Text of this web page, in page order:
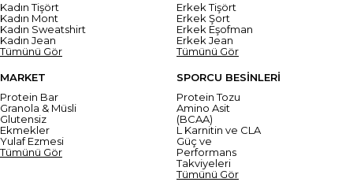
Kadın Tişört
Kadın Mont
Kadın Sweatshirt
Kadın Jean
Tümünü Gör
Erkek Tişört
Erkek Şort
Erkek Eşofman
Erkek Jean
Tümünü Gör
MARKET
Protein Bar
Granola & Müsli
Glutensiz
Ekmekler
Yulaf Ezmesi
Tümünü Gör
SPORCU BESİNLERİ
Protein Tozu
Amino Asit
(BCAA)
L Karnitin ve CLA
Güç ve
Performans
Takviyeleri
Tümünü Gör